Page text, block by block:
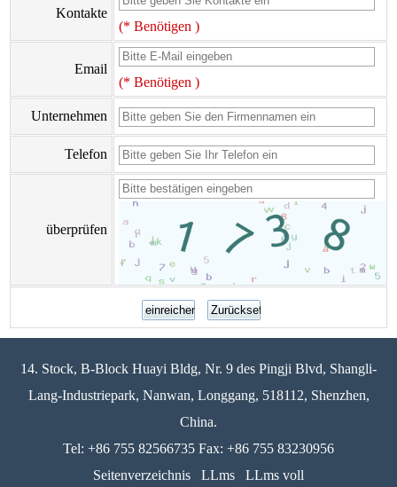
Kontakte
(* Benötigen )
Email
(* Benötigen )
Unternehmen
Telefon
überprüfen
14. Stock, B-Block Huayi Bldg, Nr. 9 des Pingji Blvd, Shangli-
Lang-Industriepark, Nanwan, Longgang, 518112, Shenzhen,
China.
Tel: +86 755 82566735 Fax: +86 755 83230956
Seitenverzeichnis
LLms LLms voll